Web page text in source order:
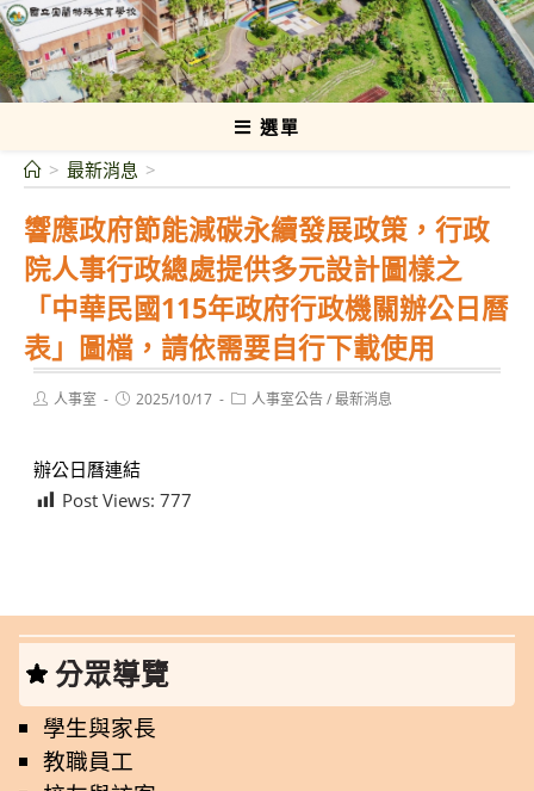
跳
轉
至
主
國立宜蘭特殊教育學校
選單
響應政府節能減碳永續發展政策，行政
院人事行政總處提供多元設計圖樣之
「中華民國115年政府行政機關辦公日曆
表」圖檔，請依需要自行下載使用
> 最新消息 >
Post人事室
Post2025/10/17
Post人事室公告/最新消息
辦公日曆連結
Post Views: 777
分眾導覽
學生與家長
教職員工